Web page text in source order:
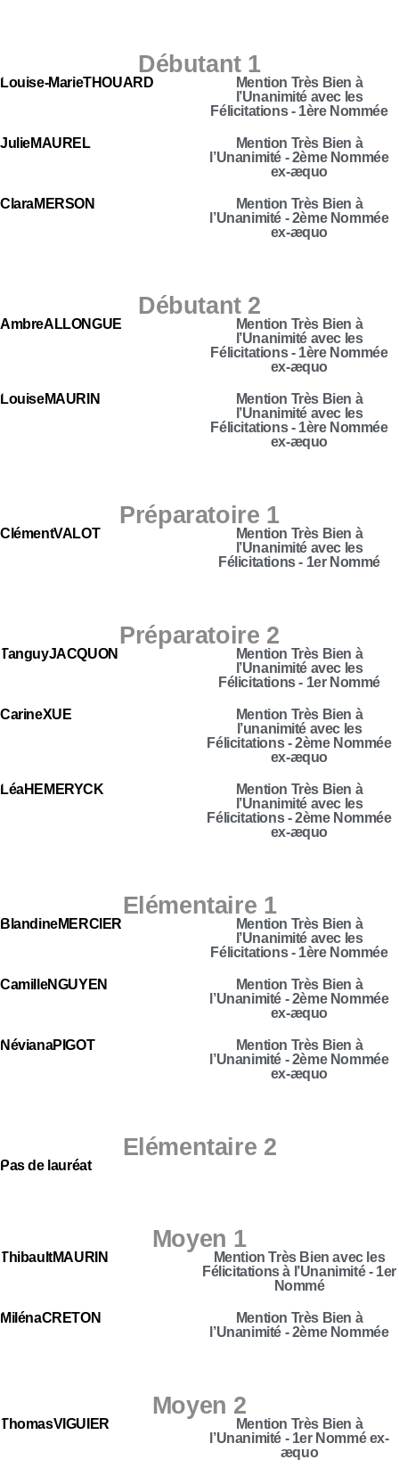
Débutant 1
Louise-MarieTHOUARD
Mention Très Bien à
l’Unanimité avec les
Félicitations - 1ère Nommée
JulieMAUREL
Mention Très Bien à
l’Unanimité - 2ème Nommée
ex-æquo
ClaraMERSON
Mention Très Bien à
l’Unanimité - 2ème Nommée
ex-æquo
Débutant 2
AmbreALLONGUE
Mention Très Bien à
l’Unanimité avec les
Félicitations - 1ère Nommée
ex-æquo
LouiseMAURIN
Mention Très Bien à
l’Unanimité avec les
Félicitations - 1ère Nommée
ex-æquo
Préparatoire 1
ClémentVALOT
Mention Très Bien à
l’Unanimité avec les
Félicitations - 1er Nommé
Préparatoire 2
TanguyJACQUON
Mention Très Bien à
l’Unanimité avec les
Félicitations - 1er Nommé
CarineXUE
Mention Très Bien à
l’unanimité avec les
Félicitations - 2ème Nommée
ex-æquo
LéaHEMERYCK
Mention Très Bien à
l’Unanimité avec les
Félicitations - 2ème Nommée
ex-æquo
Elémentaire 1
BlandineMERCIER
Mention Très Bien à
l’Unanimité avec les
Félicitations - 1ère Nommée
CamilleNGUYEN
Mention Très Bien à
l’Unanimité - 2ème Nommée
ex-æquo
NévianaPIGOT
Mention Très Bien à
l’Unanimité - 2ème Nommée
ex-æquo
Elémentaire 2
Pas de lauréat
Moyen 1
ThibaultMAURIN
Mention Très Bien avec les
Félicitations à l’Unanimité - 1er
Nommé
MilénaCRETON
Mention Très Bien à
l’Unanimité - 2ème Nommée
Moyen 2
ThomasVIGUIER
Mention Très Bien à
l’Unanimité - 1er Nommé ex-
æquo